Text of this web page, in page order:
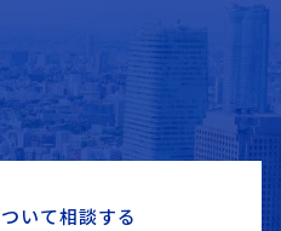
ついて相談する